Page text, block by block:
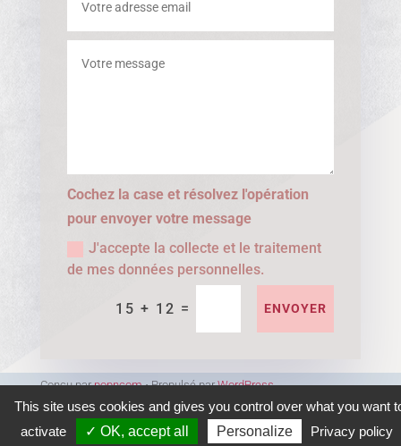
Cochez la case et résolvez l'opération
pour envoyer votre message
J'accepte la collecte et le traitement
de mes données personnelles.
15 + 12 = ENVOYER
Conçu parpopncom⋅ Propulsé parWordPress
This site uses cookies and gives you control over what you want
activate
✓ OK, accept all Personalize Privacy policy